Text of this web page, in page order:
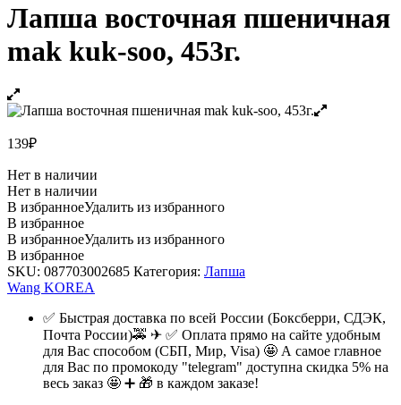
Лапша восточная пшеничная
mak kuk-soo, 453г.
139₽
Нет в наличии
Нет в наличии
В избранноеУдалить из избранного
В избранное
В избранноеУдалить из избранного
В избранное
SKU: 087703002685 Категория: Лапша
Wang KOREA
✅ Быстрая доставка по всей России (Боксберри, СДЭК,
Почта России)🚕 ✈ ✅ Оплата прямо на сайте удобным
для Вас способом (СБП, Мир, Visa) 🤩 А самое главное
для Вас по промокоду "telegram" доступна скидка 5% на
весь заказ 🤩 ➕ 🎁 в каждом заказе!